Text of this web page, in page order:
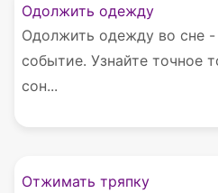
Одолжить одежду
Одолжить одежду во сне
событие. Узнайте точное
сон...
Отжимать тряпку